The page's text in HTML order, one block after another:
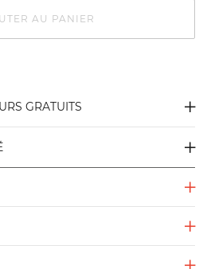
AU PANIER
GRATUITS